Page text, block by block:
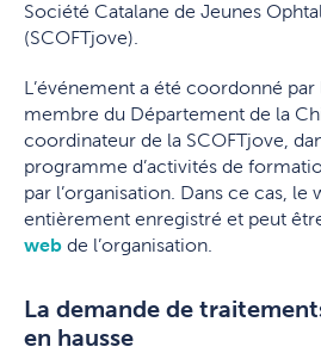
Société Catalane de Jeunes
(SCOFTjove).
L’événement a été coordonné par
membre du Département de la
coordinateur de la SCOFTjove,
programme d’activités de
par l’organisation. Dans ce cas, le
entièrement enregistré et peut
web de l’organisation.
La demande de
en hausse